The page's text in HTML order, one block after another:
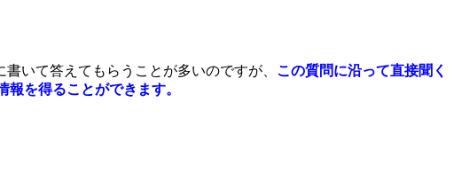
いて答えてもらうことが多いのですが、 この質問に沿って直接聞く
を得ることができます。